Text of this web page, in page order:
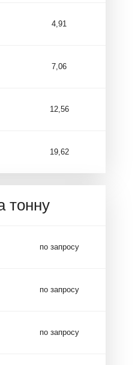
4,91
7,06
12,56
19,62
тонну
по запросу
по запросу
по запросу